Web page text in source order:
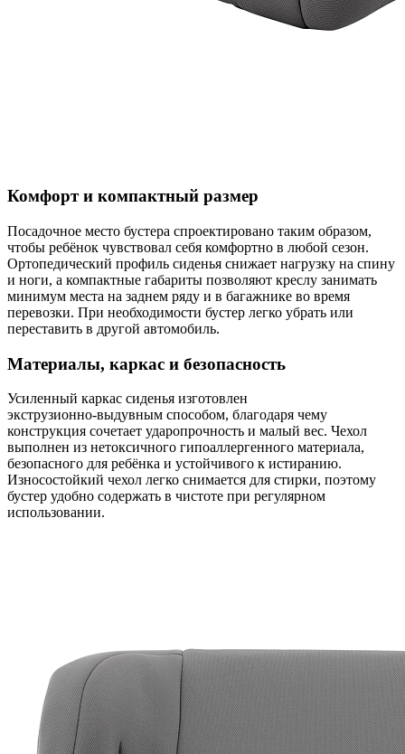
Комфорт и компактный размер
Посадочное место бустера спроектировано таким образом,
чтобы ребёнок чувствовал себя комфортно в любой сезон.
Ортопедический профиль сиденья снижает нагрузку на спину
и ноги, а компактные габариты позволяют креслу занимать
минимум места на заднем ряду и в багажнике во время
перевозки. При необходимости бустер легко убрать или
переставить в другой автомобиль.
Материалы, каркас и безопасность
Усиленный каркас сиденья изготовлен
экструзионно‑выдувным способом, благодаря чему
конструкция сочетает ударопрочность и малый вес. Чехол
выполнен из нетоксичного гипоаллергенного материала,
безопасного для ребёнка и устойчивого к истиранию.
Износостойкий чехол легко снимается для стирки, поэтому
бустер удобно содержать в чистоте при регулярном
использовании.